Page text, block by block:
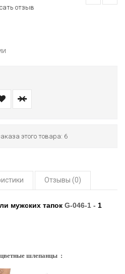
отзыв
этого товара: 6
Отзывы (0)
мужских тапок G-046-1 - 1
шлепанцы :